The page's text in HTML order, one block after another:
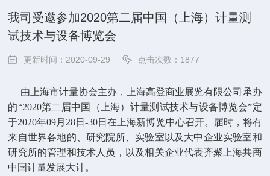
我司受邀参加2020第二届中国（上海）计量测
试技术与设备博览会
更新时间：2020-09-29 点击次数：1877
由上海市计量协会主办，上海高登商业展览有限公司承办
的“2020第二届中国（上海）计量测试技术与设备博览会”定
于2020年09月28日-30日在上海新博览中心召开。届时，将有
来自世界各地的、研究院所、实验室以及大中企业实验室和
研究所的管理和技术人员，以及相关企业代表齐聚上海共商
中国计量发展大计。